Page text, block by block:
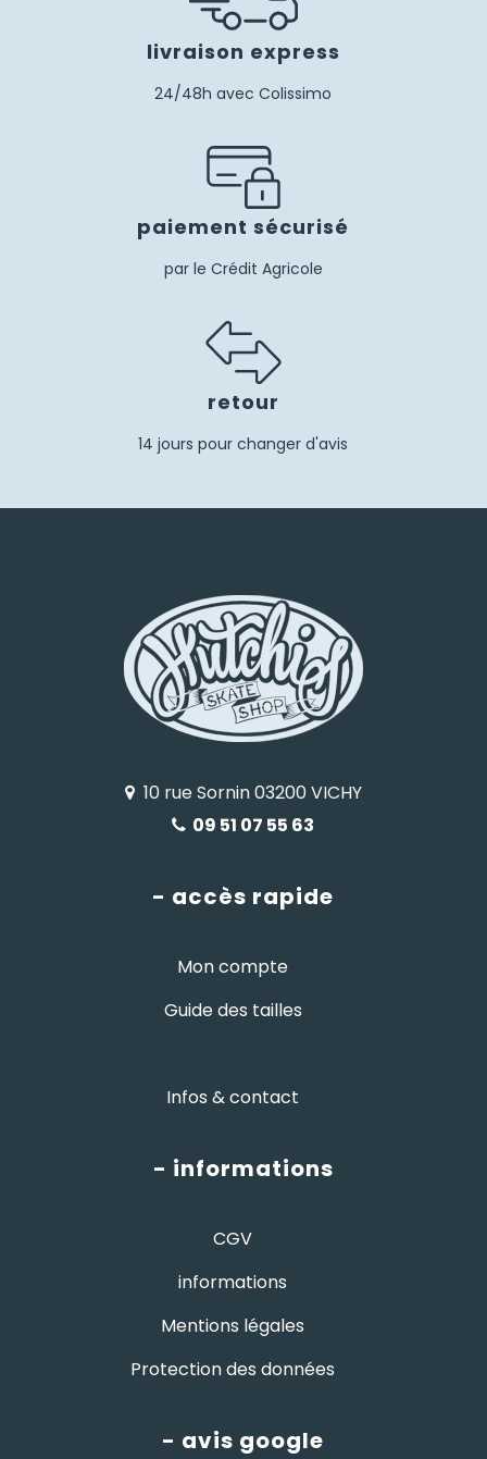
livraison express
24/48h avec Colissimo
paiement sécurisé
par le Crédit Agricole
retour
14 jours pour changer d'avis
10 rue Sornin 03200 VICHY
09 51 07 55 63
- accès rapide
Mon compte
Guide des tailles
Infos & contact
- informations
CGV
informations
Mentions légales
Protection des données
- avis google